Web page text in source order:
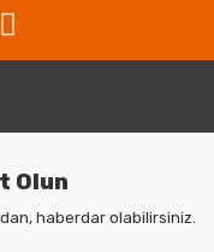
Olun
haberdar olabilirsiniz.